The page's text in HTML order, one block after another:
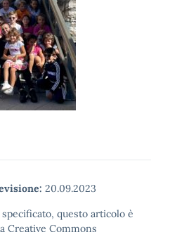
20.09.2023
questo articolo è
Creative Commons